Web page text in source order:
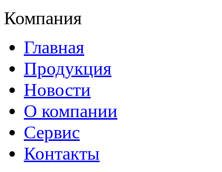
Компания
Главная
Продукция
Новости
О компании
Сервис
Контакты